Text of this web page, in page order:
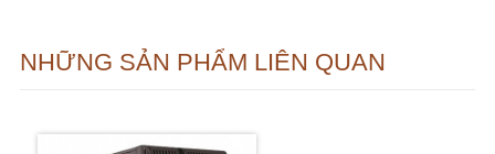
NHỮNG SẢN PHẨM LIÊN QUAN